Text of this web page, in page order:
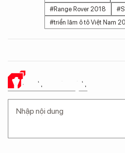
#Range Rover 2018
#triển lãm ô tô Việt Nam
Ý KIẾN CỦA BẠN